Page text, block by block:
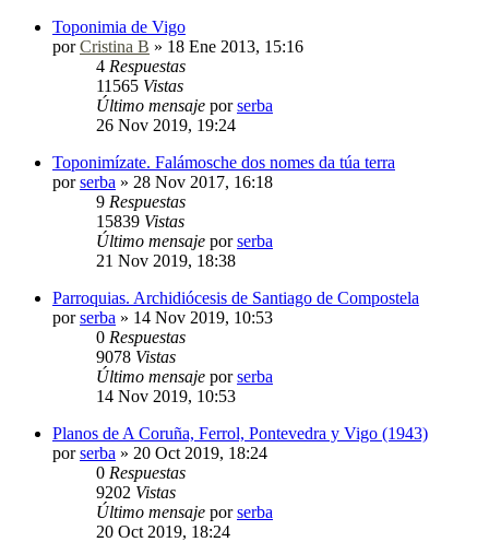
Toponimia de Vigo
porCristina B » 18 Ene 2013, 15:16
4 Respuestas
11565 Vistas
Último mensaje porserba
26 Nov 2019, 19:24
Toponimízate. Falámosche dos nomes da túa terra
porserba » 28 Nov 2017, 16:18
9 Respuestas
15839 Vistas
Último mensaje porserba
21 Nov 2019, 18:38
Parroquias. Archidiócesis de Santiago de Compostela
porserba » 14 Nov 2019, 10:53
0 Respuestas
9078 Vistas
Último mensaje porserba
14 Nov 2019, 10:53
Planos de A Coruña, Ferrol, Pontevedra y Vigo (1943)
porserba » 20 Oct 2019, 18:24
0 Respuestas
9202 Vistas
Último mensaje porserba
20 Oct 2019, 18:24